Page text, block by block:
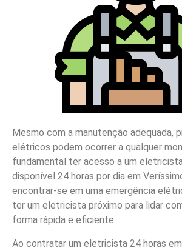
Mesmo com a manutenção adequada,
elétricos podem ocorrer a qualquer
fundamental ter acesso a um
disponível 24 horas por dia em
encontrar-se em uma emergência
ter um eletricista próximo para lidar
forma rápida e eficiente.
Ao contratar um eletricista 24 horas